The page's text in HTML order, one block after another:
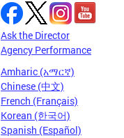
Ask the Director
Agency Performance
Amharic (አማርኛ)
Chinese (中文)
French (Français)
Korean (한국어)
Spanish (Español)